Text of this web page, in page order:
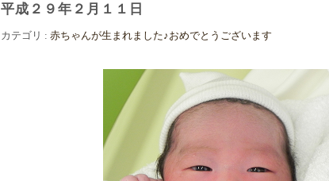
平成２９年２月１１日
カテゴリ : 赤ちゃんが生まれました♪おめでとうございます